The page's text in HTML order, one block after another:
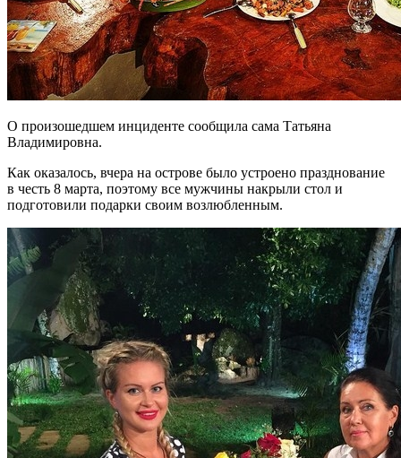
О произошедшем инциденте сообщила сама Татьяна
Владимировна.
Как оказалось, вчера на острове было устроено празднование
в честь 8 марта, поэтому все мужчины накрыли стол и
подготовили подарки своим возлюбленным.